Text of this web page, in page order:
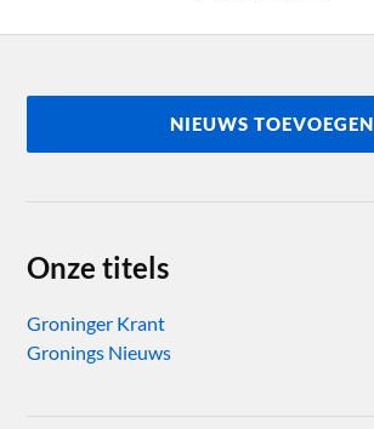
NIEUWS TOEVOEGEN
Onze titels
Groninger Krant
Gronings Nieuws